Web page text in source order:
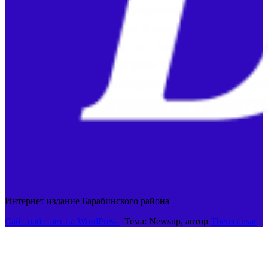
Интернет издание Барабинского района
Сайт работает на WordPress | Тема: Newsup, автор Themeansar